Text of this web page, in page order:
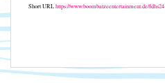
Short URLhttps://www.boombatzeentertainment.de/fdhs24